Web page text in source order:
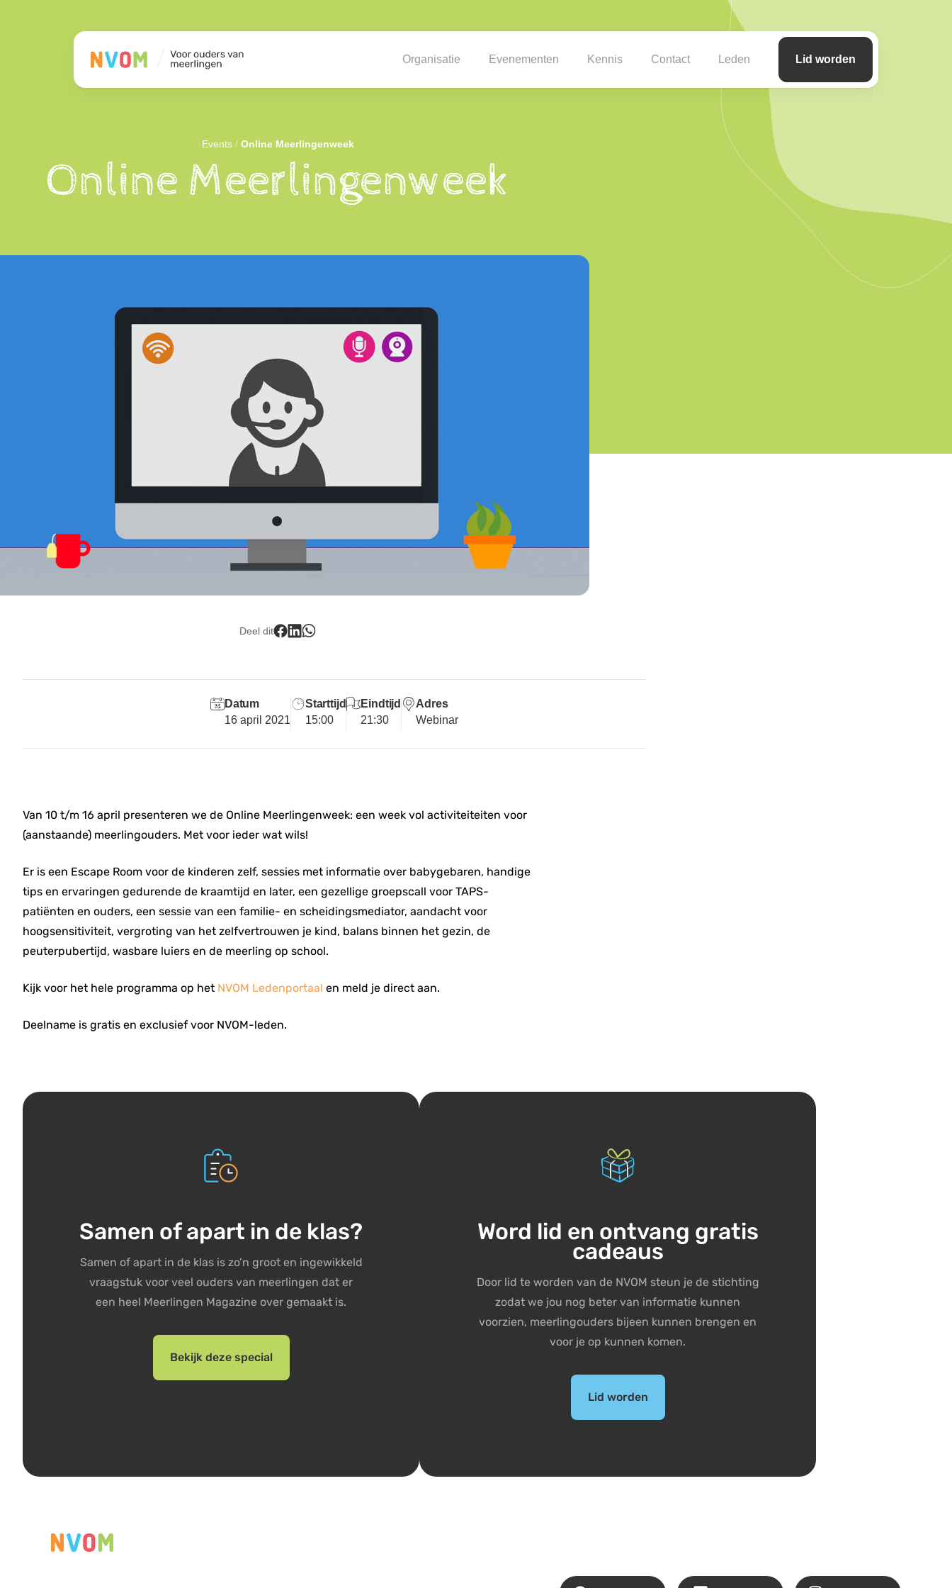
Organisatie Evenementen Kennis Contact Leden Lid worden
Events / Online Meerlingenweek
Online Meerlingenweek
Deel dit
Datum
16 april 2021
Starttijd
15:00
Eindtijd
21:30
Adres
Webinar
Van 10 t/m 16 april presenteren we de Online Meerlingenweek: een week vol activiteiteiten voor
(aanstaande) meerlingouders. Met voor ieder wat wils!
Er is een Escape Room voor de kinderen zelf, sessies met informatie over babygebaren, handige
tips en ervaringen gedurende de kraamtijd en later, een gezellige groepscall voor TAPS-
patiënten en ouders, een sessie van een familie- en scheidingsmediator, aandacht voor
hoogsensitiviteit, vergroting van het zelfvertrouwen je kind, balans binnen het gezin, de
peuterpubertijd, wasbare luiers en de meerling op school.
Kijk voor het hele programma op het NVOM Ledenportaal en meld je direct aan.
Deelname is gratis en exclusief voor NVOM-leden.
Samen of apart in de klas?
Samen of apart in de klas is zo’n groot en ingewikkeld
vraagstuk voor veel ouders van meerlingen dat er
een heel Meerlingen Magazine over gemaakt is.
Bekijk deze special
Word lid en ontvang gratis
cadeaus
Door lid te worden van de NVOM steun je de stichting
zodat we jou nog beter van informatie kunnen
voorzien, meerlingouders bijeen kunnen brengen en
voor je op kunnen komen.
Lid worden